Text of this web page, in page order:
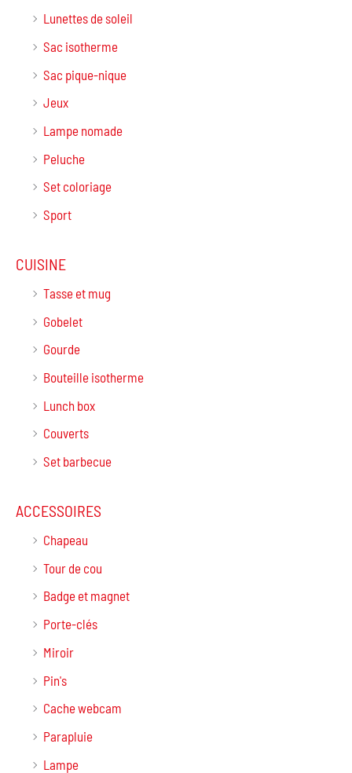
Lunettes de soleil
Sac isotherme
Sac pique-nique
Jeux
Lampe nomade
Peluche
Set coloriage
Sport
CUISINE
Tasse et mug
Gobelet
Gourde
Bouteille isotherme
Lunch box
Couverts
Set barbecue
ACCESSOIRES
Chapeau
Tour de cou
Badge et magnet
Porte-clés
Miroir
Pin's
Cache webcam
Parapluie
Lampe